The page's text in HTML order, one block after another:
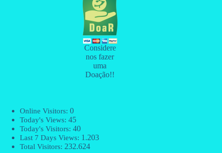
Considere
nos fazer
uma
Doação!!
Online Visitors: 0
Today's Views: 45
Today's Visitors: 40
Last 7 Days Views: 1.203
Total Visitors: 232.624